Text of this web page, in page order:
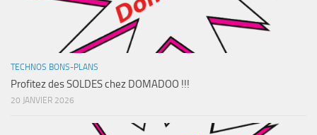
TECHNOS BONS-PLANS
Profitez des SOLDES chez DOMADOO !!!
20 JANVIER 2026